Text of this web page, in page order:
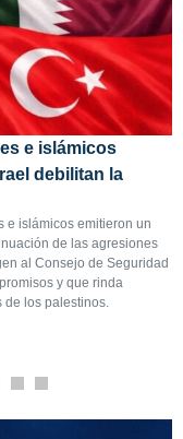
e islámicos
debilitan la
e islámicos emitieron un
de las agresiones
al Consejo de Seguridad
y que rinda
los palestinos.